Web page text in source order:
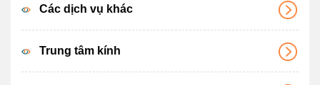
Các dịch vụ khác
Trung tâm kính